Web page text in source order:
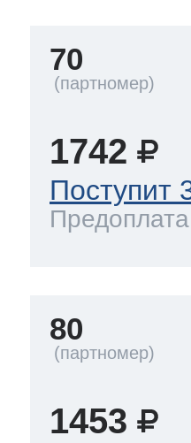
70
1742
Поступит
80
1453